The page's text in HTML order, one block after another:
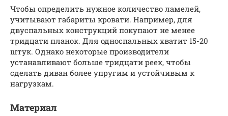
Чтобы определить нужное количество ламелей,
учитывают габариты кровати. Например, для
двуспальных конструкций покупают не менее
тридцати планок. Для односпальных хватит 15-20
штук. Однако некоторые производители
устанавливают больше тридцати реек, чтобы
сделать диван более упругим и устойчивым к
нагрузкам.
Материал